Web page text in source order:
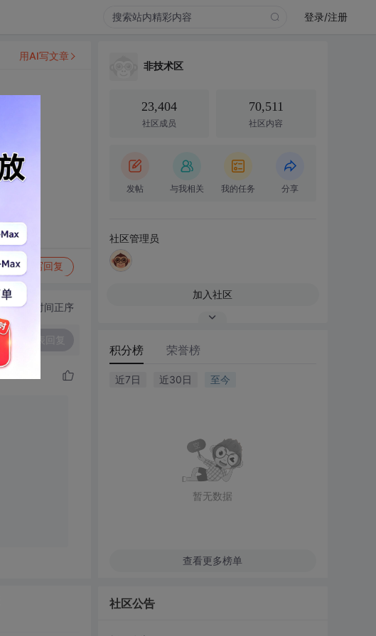
登录/注册
写回复
用AI写文章
切换为时间正序
非技术区
23,404
社区成员
70,511
社区内容
发帖 与我相关 我的任务 分享
社区管理员
加入社区
积分榜 荣誉榜
近7日 近30日 至今
暂无数据
查看更多榜单
社区公告